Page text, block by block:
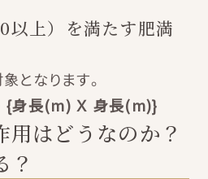
以上）を満たす肥満
となります。
身長(m) Ｘ 身長(m)}
用はどうなのか？
？